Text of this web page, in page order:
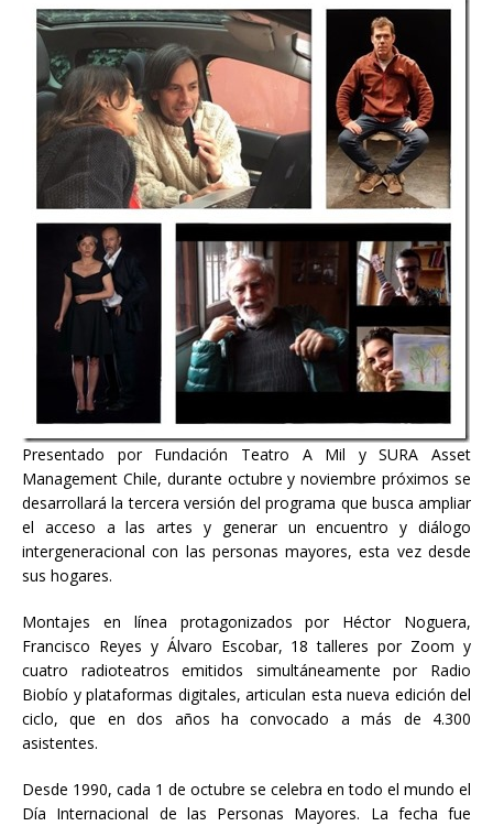
Presentado por Fundación Teatro A Mil y SURA Asset
Management Chile, durante octubre y noviembre próximos se
desarrollará la tercera versión del programa que busca ampliar
el acceso a las artes y generar un encuentro y diálogo
intergeneracional con las personas mayores, esta vez desde
sus hogares.
Montajes en línea protagonizados por Héctor Noguera,
Francisco Reyes y Álvaro Escobar, 18 talleres por Zoom y
cuatro radioteatros emitidos simultáneamente por Radio
Biobío y plataformas digitales, articulan esta nueva edición del
ciclo, que en dos años ha convocado a más de 4.300
asistentes.
Desde 1990, cada 1 de octubre se celebra en todo el mundo el
Día Internacional de las Personas Mayores. La fecha fue